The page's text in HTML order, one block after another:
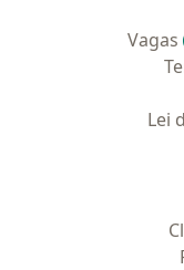
Vagas
Lei